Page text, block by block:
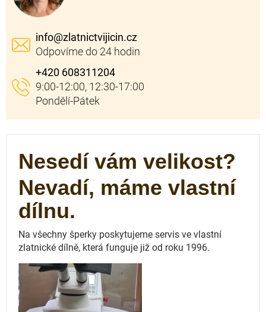
info@zlatnictvijicin.cz
+420 608311204
Nesedí vám velikost?
Nevadí, máme vlastní
dílnu.
Na všechny šperky poskytujeme servis ve vlastní
zlatnické dílně, která funguje již od roku 1996.